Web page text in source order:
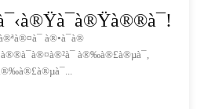
à®•à¯à®
à®®à¯à®¤à®²à¯ à®‰à®£à®µà¯,